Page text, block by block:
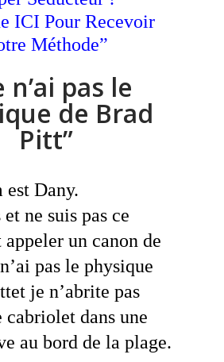
ICI Pour Recevoir
Méthode”
n’ai pas le
de Brad
Pitt”
Dany.
et ne suis pas ce
appeler un canon de
pas le physique
je n’abrite pas
cabriolet dans une
au bord de la plage.